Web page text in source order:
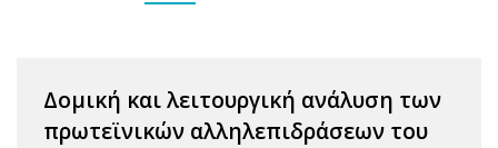
Δομική και λειτουργική ανάλυση των
πρωτεϊνικών αλληλεπιδράσεων του